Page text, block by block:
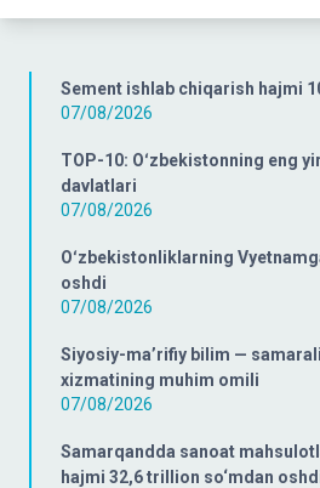
Sement ishlab chiqarish hajmi
07/08/2026
TOP-10: Oʻzbekistonning eng
davlatlari
07/08/2026
Oʻzbekistonliklarning
oshdi
07/08/2026
Siyosiy-ma’rifiy bilim —
xizmatining muhim omili
07/08/2026
Samarqandda sanoat
hajmi 32,6 trillion so‘mdan